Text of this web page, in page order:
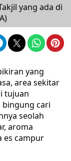
yang ada di
yang
area sekitar
tujuan
cari
seolah
aroma
es campur